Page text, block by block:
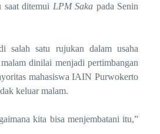
saat ditemui LPM Saka pada Senin
salah satu rujukan dalam usaha
dinilai menjadi pertimbangan
mahasiswaIAIN Purwokerto
keluar malam.
kita bisa menjembatani itu,”